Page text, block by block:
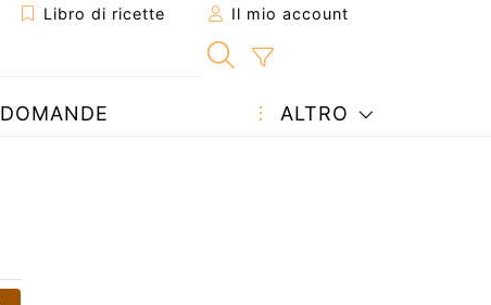
Libro di ricette Il mio account
DOMANDE ALTRO